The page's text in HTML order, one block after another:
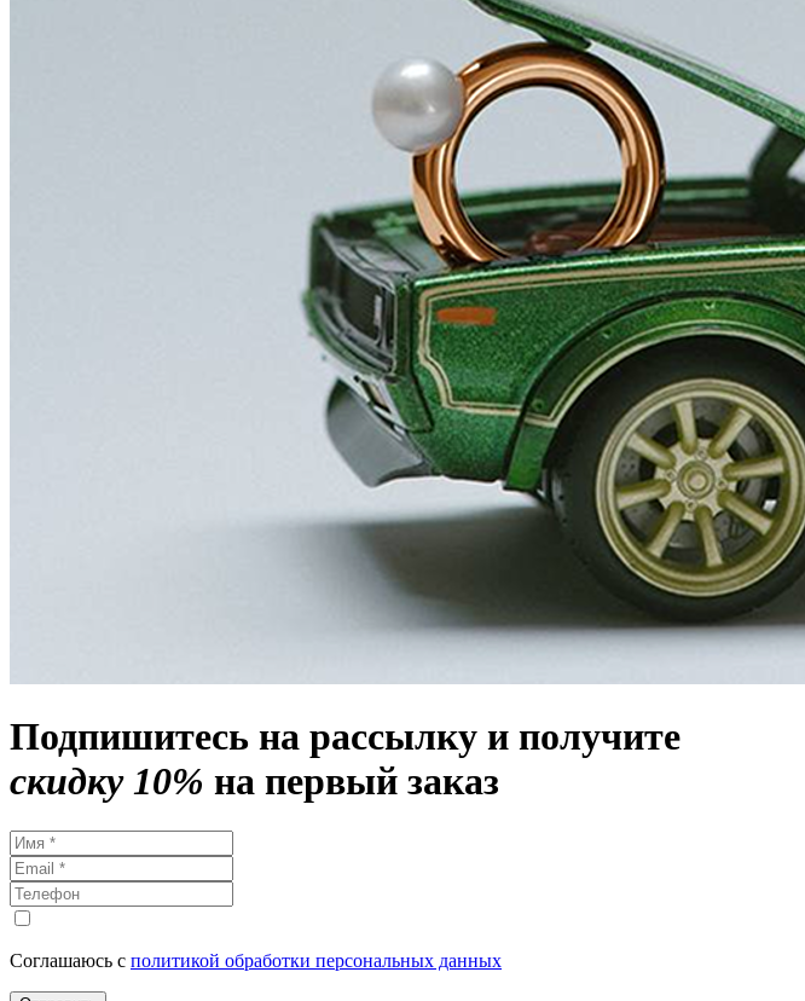
Подпишитесь на рассылку и получите
скидку 10% на первый заказ
Соглашаюсь с политикой обработки персональных данных